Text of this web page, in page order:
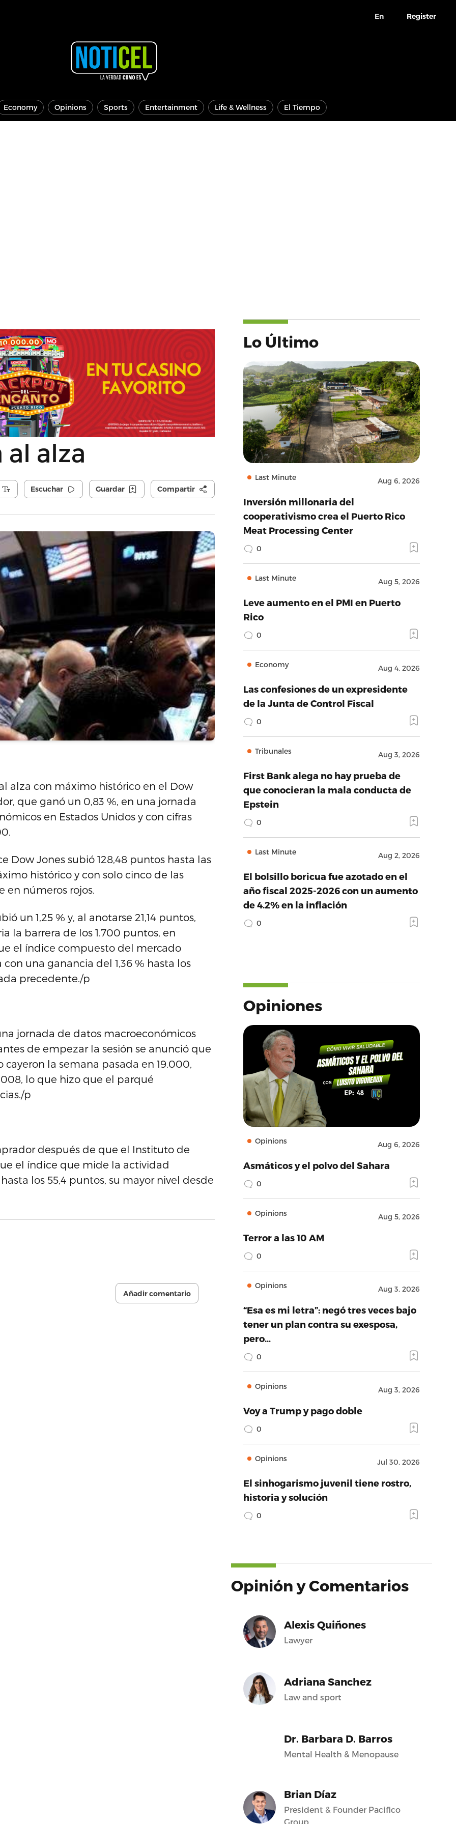
En Register
Economy Opinions Sports Entertainment Life & Wellness El Tiempo
alza
Escuchar Guardar Compartir
alza con máximo histórico en el Dow
que ganó un 0,83 %, en una jornada
en Estados Unidos y con cifras
Dow Jones subió 128,48 puntos hasta las
histórico y con solo cinco de las
en números rojos.
un 1,25 % y, al anotarse 21,14 puntos,
la barrera de los 1.700 puntos, en
el índice compuesto del mercado
una ganancia del 1,36 % hasta los
precedente./p
jornada de datos macroeconómicos
de empezar la sesión se anunció que
la semana pasada en 19.000,
lo que hizo que el parqué
p
después de que el Instituto de
el índice que mide la actividad
los 55,4 puntos, su mayor nivel desde
Añadir comentario
Lo Último
Last Minute Aug 6, 2026
Inversión millonaria del
cooperativismo crea el Puerto Rico
Meat Processing Center
0
Last Minute Aug 5, 2026
Leve aumento en el PMI en Puerto
Rico
0
Economy Aug 4, 2026
Las confesiones de un expresidente
de la Junta de Control Fiscal
0
Tribunales Aug 3, 2026
First Bank alega no hay prueba de
que conocieran la mala conducta de
Epstein
0
Last Minute Aug 2, 2026
El bolsillo boricua fue azotado en el
año fiscal 2025-2026 con un aumento
de 4.2% en la inflación
0
Opiniones
Opinions Aug 6, 2026
Asmáticos y el polvo del Sahara
0
Opinions Aug 5, 2026
Terror a las 10 AM
0
Opinions Aug 3, 2026
“Esa es mi letra”: negó tres veces bajo
tener un plan contra su exesposa,
pero…
0
Opinions Aug 3, 2026
Voy a Trump y pago doble
0
Opinions Jul 30, 2026
El sinhogarismo juvenil tiene rostro,
historia y solución
0
Opinión y Comentarios
Alexis Quiñones
Lawyer
Adriana Sanchez
Law and sport
Dr. Barbara D. Barros
Mental Health & Menopause
Brian Díaz
President & Founder Pacifico
Group